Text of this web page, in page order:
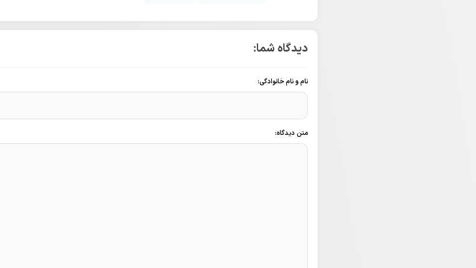
دیدگاه شما:
نام و نام خانوادگی:
متن دیدگاه: